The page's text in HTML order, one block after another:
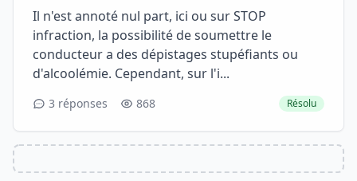
Il n'est annoté nul part, ici ou sur STOP
infraction, la possibilité de soumettre le
conducteur a des dépistages stupéfiants ou
d'alcoolémie. Cependant, sur l'i...
3 réponses 868 Résolu